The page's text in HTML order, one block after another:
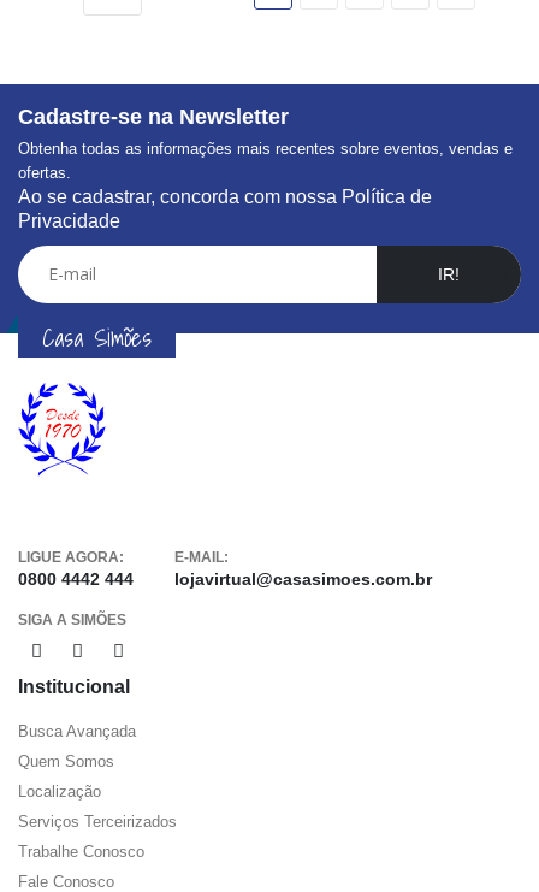
Cadastre-se na Newsletter
Obtenha todas as informações mais recentes sobre eventos, vendas e
ofertas.
Ao se cadastrar, concorda com nossa Política de
Privacidade
IR!
Casa Simões
LIGUE AGORA:
0800 4442 444
E-MAIL:
lojavirtual@casasimoes.com.br
SIGA A SIMÕES
Institucional
Busca Avançada
Quem Somos
Localização
Serviços Terceirizados
Trabalhe Conosco
Fale Conosco